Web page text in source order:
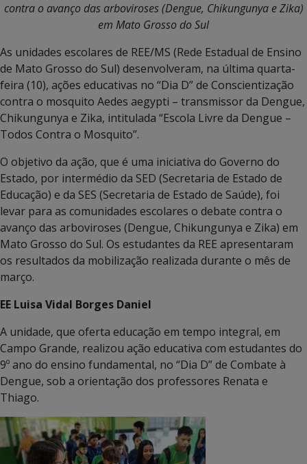
contra o avanço das arboviroses (Dengue, Chikungunya e Zika)
em Mato Grosso do Sul
As unidades escolares de REE/MS (Rede Estadual de Ensino
de Mato Grosso do Sul) desenvolveram, na última quarta-
feira (10), ações educativas no “Dia D” de Conscientização
contra o mosquito Aedes aegypti – transmissor da Dengue,
Chikungunya e Zika, intitulada “Escola Livre da Dengue –
Todos Contra o Mosquito”.
O objetivo da ação, que é uma iniciativa do Governo do
Estado, por intermédio da SED (Secretaria de Estado de
Educação) e da SES (Secretaria de Estado de Saúde), foi
levar para as comunidades escolares o debate contra o
avanço das arboviroses (Dengue, Chikungunya e Zika) em
Mato Grosso do Sul. Os estudantes da REE apresentaram
os resultados da mobilização realizada durante o mês de
março.
EE Luisa Vidal Borges Daniel
A unidade, que oferta educação em tempo integral, em
Campo Grande, realizou ação educativa com estudantes do
9º ano do ensino fundamental, no “Dia D” de Combate à
Dengue, sob a orientação dos professores Renata e
Thiago.